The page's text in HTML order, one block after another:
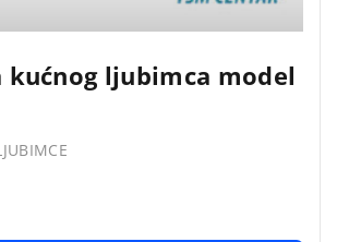
kućnog ljubimca model